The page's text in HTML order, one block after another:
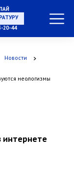
20-44
Новости
неологизмы
интернете